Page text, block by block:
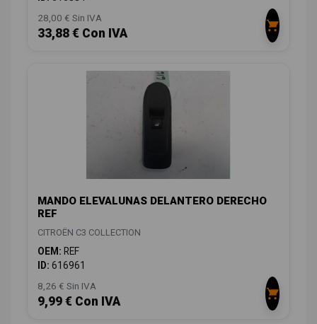
28,00 € Sin IVA
33,88 € Con IVA
MANDO ELEVALUNAS DELANTERO DERECHO
REF
CITROËN C3 COLLECTION
OEM: REF
ID: 616961
8,26 € Sin IVA
9,99 € Con IVA